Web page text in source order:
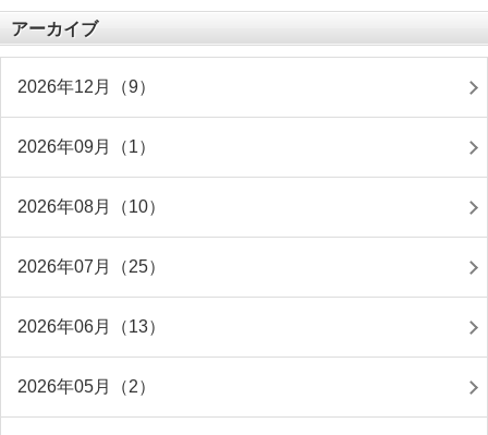
アーカイブ
2026年12月（9）
2026年09月（1）
2026年08月（10）
2026年07月（25）
2026年06月（13）
2026年05月（2）